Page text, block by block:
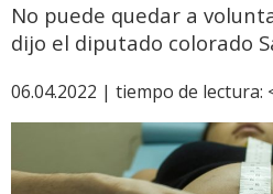
No puede quedar a
dijo el diputado colorado
06.04.2022 | tiempo de lectura: